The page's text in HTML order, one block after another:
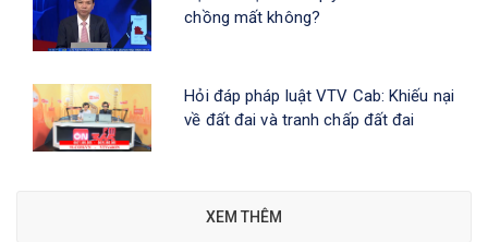
chồng mất không?
Hỏi đáp pháp luật VTV Cab: Khiếu nại
về đất đai và tranh chấp đất đai
XEM THÊM